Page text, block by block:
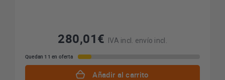
280,01€ IVA incl. envío incl.
Quedan 11 en oferta
Añadir al carrito